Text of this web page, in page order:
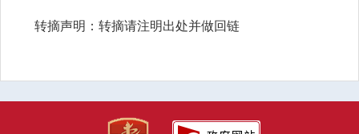
转摘声明：转摘请注明出处并做回链